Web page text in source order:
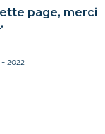
page, merci
.
– 2022